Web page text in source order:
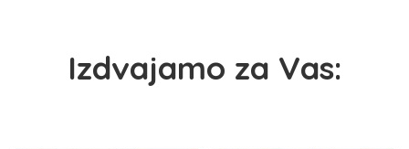
Izdvajamo za Vas: